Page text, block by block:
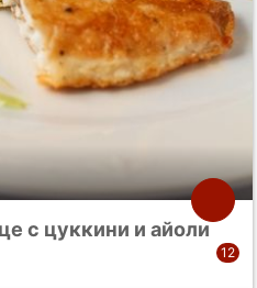
с цуккини и айоли